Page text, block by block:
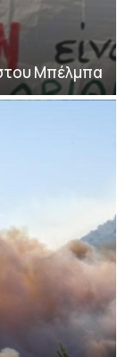
Μπέλμπα